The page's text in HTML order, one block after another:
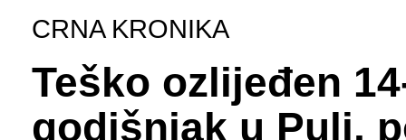
CRNA KRONIKA
Teško ozlijeđen
godišnjak u Puli,